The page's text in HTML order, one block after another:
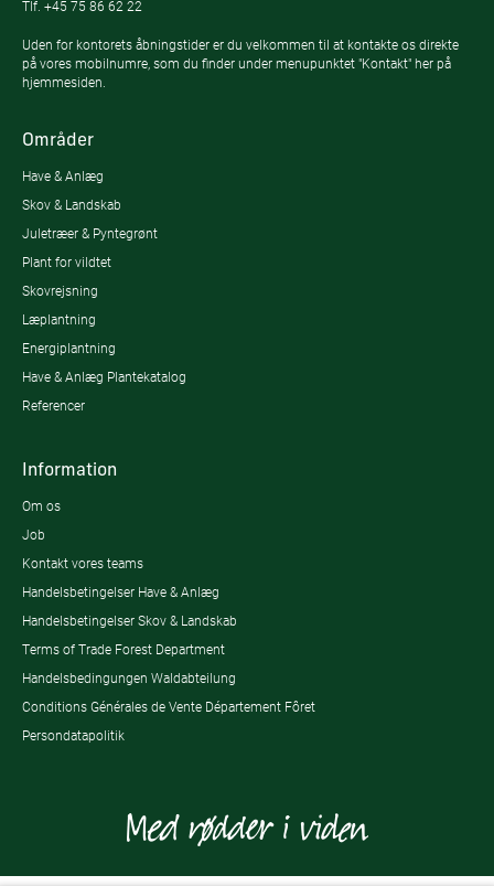
Tlf. +45 75 86 62 22
Uden for kontorets åbningstider er du velkommen til at kontakte os direkte
på vores mobilnumre, som du finder under menupunktet "Kontakt" her på
hjemmesiden.
Områder
Have & Anlæg
Skov & Landskab
Juletræer & Pyntegrønt
Plant for vildtet
Skovrejsning
Læplantning
Energiplantning
Have & Anlæg Plantekatalog
Referencer
Information
Om os
Job
Kontakt vores teams
Handelsbetingelser Have & Anlæg
Handelsbetingelser Skov & Landskab
Terms of Trade Forest Department
Handelsbedingungen Waldabteilung
Conditions Générales de Vente Département Fôret
Persondatapolitik